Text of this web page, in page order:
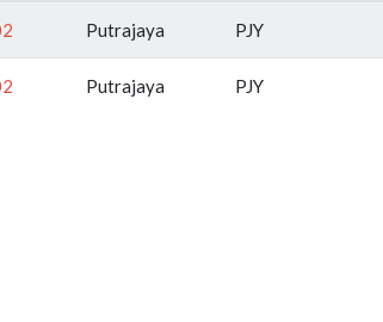
Putrajaya PJY
Putrajaya PJY